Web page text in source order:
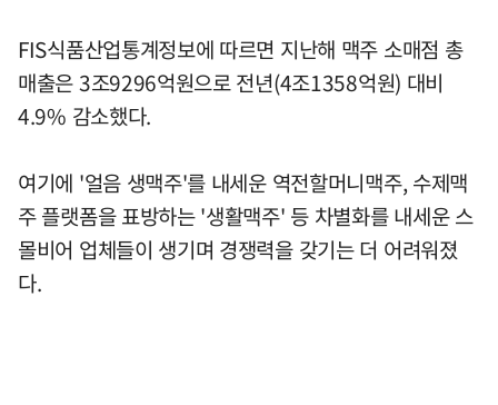
FIS식품산업통계정보에 따르면 지난해 맥주 소매점 총
매출은 3조9296억원으로 전년(4조1358억원) 대비
4.9% 감소했다.
여기에 '얼음 생맥주'를 내세운 역전할머니맥주, 수제맥
주 플랫폼을 표방하는 '생활맥주' 등 차별화를 내세운 스
몰비어 업체들이 생기며 경쟁력을 갖기는 더 어려워졌
다.